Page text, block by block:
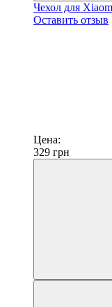
Чехол для
Оставить отзыв
Цена:
329 грн